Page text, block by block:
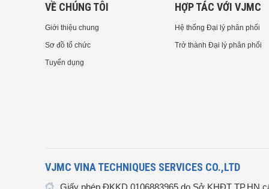
VỀ CHÚNG TÔI
Giới thiệu chung
Sơ đồ tổ chức
Tuyển dụng
HỢP TÁC VỚI VJMC
Hệ thống Đại lý phân phối
Trở thành Đại lý phân phối
VJMC VINA TECHNIQUES SERVICES CO.,LTD